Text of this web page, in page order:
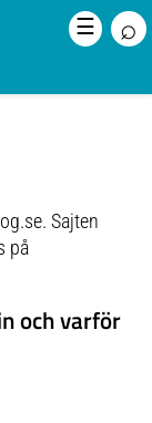
☰ ⌕
Sajten
på
och varför